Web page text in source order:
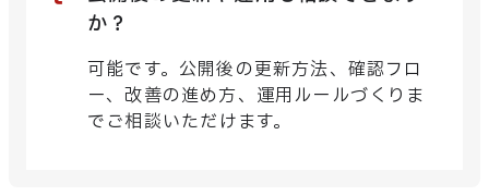
か？
可能です。公開後の更新方法、確認フロ
ー、改善の進め方、運用ルールづくりま
でご相談いただけます。